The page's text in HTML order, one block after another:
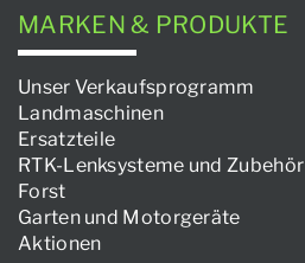
MARKEN & PRODUKTE
Unser Verkaufsprogramm
Landmaschinen
Ersatzteile
RTK-Lenksysteme und Zubehör
Forst
Garten und Motorgeräte
Aktionen